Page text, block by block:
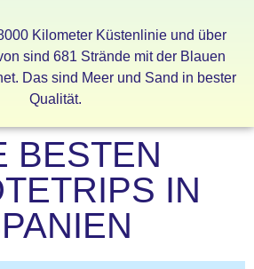
Kilometer Küstenlinie und über
sind 681 Strände mit der Blauen
Das sind Meer und Sand in bester
Qualität.
BESTEN
IN